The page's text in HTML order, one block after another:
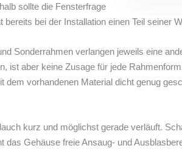
sollte die Fensterfrage
bei der Installation einen Teil seiner
Sonderrahmen verlangen jeweils eine
ist aber keine Zusage für jede
vorhandenen Material dicht genug
kurz und möglichst gerade verläuft.
Gehäuse freie Ansaug- und